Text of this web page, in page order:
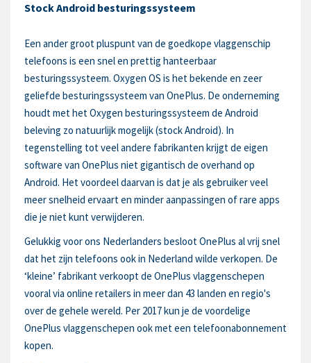
Stock Android besturingssysteem
Een ander groot pluspunt van de goedkope vlaggenschip
telefoons is een snel en prettig hanteerbaar
besturingssysteem. Oxygen OS is het bekende en zeer
geliefde besturingssysteem van OnePlus. De onderneming
houdt met het Oxygen besturingssysteem de Android
beleving zo natuurlijk mogelijk (stock Android). In
tegenstelling tot veel andere fabrikanten krijgt de eigen
software van OnePlus niet gigantisch de overhand op
Android. Het voordeel daarvan is dat je als gebruiker veel
meer snelheid ervaart en minder aanpassingen of rare apps
die je niet kunt verwijderen.
Gelukkig voor ons Nederlanders besloot OnePlus al vrij snel
dat het zijn telefoons ook in Nederland wilde verkopen. De
‘kleine’ fabrikant verkoopt de OnePlus vlaggenschepen
vooral via online retailers in meer dan 43 landen en regio's
over de gehele wereld. Per 2017 kun je de voordelige
OnePlus vlaggenschepen ook met een telefoonabonnement
kopen.